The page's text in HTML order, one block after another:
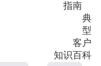
指南
典
型
客户
知识百科